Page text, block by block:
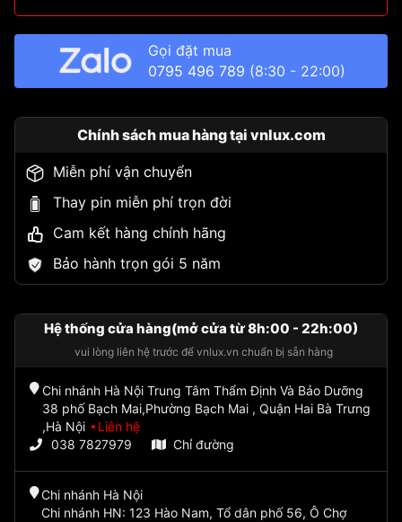
Gọi đặt mua
0795 496 789 (8:30 - 22:00)
Chính sách mua hàng tại vnlux.com
Miễn phí vận chuyển
Thay pin miễn phí trọn đời
Cam kết hàng chính hãng
Bảo hành trọn gói 5 năm
Hệ thống cửa hàng(mở cửa từ 8h:00 - 22h:00)
vui lòng liên hệ trước để vnlux.vn chuẩn bị sẵn hàng
Chi nhánh Hà Nội Trung Tâm Thẩm Định Và Bảo Dưỡng
38 phố Bạch Mai,Phường Bạch Mai , Quận Hai Bà Trưng
,Hà Nội
Liên hệ
038 7827979
Chỉ đường
Chi nhánh Hà Nội
Chi nhánh HN: 123 Hào Nam, Tổ dân phố 56, Ô Chợ